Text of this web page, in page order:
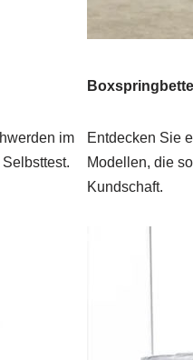
im
Entdecken Sie
Modellen, die
Kundschaft.